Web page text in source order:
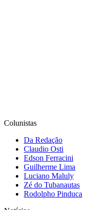
Colunistas
Da Redação
Claudio Osti
Edson Ferracini
Guilherme Lima
Luciano Maluly
Zé do Tubanautas
Rodolpho Pinduca